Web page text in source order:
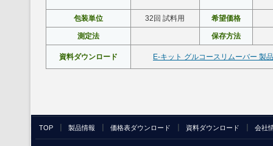
包装単位 32回 試料用 希望価格
測定法 保存方法
資料ダウンロード E-キット グルコースリムーバー 製
TOP 製品情報 価格表ダウンロード 資料ダウンロード 会社